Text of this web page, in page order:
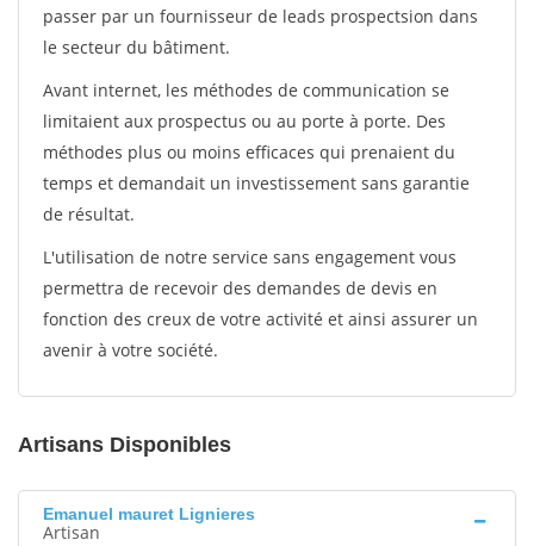
passer par un fournisseur de leads prospectsion dans
le secteur du bâtiment.
Avant internet, les méthodes de communication se
limitaient aux prospectus ou au porte à porte. Des
méthodes plus ou moins efficaces qui prenaient du
temps et demandait un investissement sans garantie
de résultat.
L'utilisation de notre service sans engagement vous
permettra de recevoir des demandes de devis en
fonction des creux de votre activité et ainsi assurer un
avenir à votre société.
Artisans Disponibles
Emanuel mauret Lignieres
Artisan